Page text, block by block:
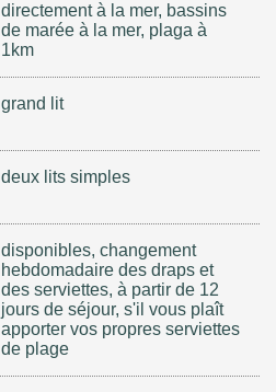
directement à la mer, bassins
de marée à la mer, plaga à
1km
grand lit
deux lits simples
disponibles, changement
hebdomadaire des draps et
des serviettes, à partir de 12
jours de séjour, s'il vous plaît
apporter vos propres serviettes
de plage